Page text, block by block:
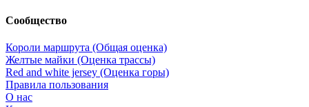
Сообщество
Короли маршрута (Общая оценка)
Желтые майки (Оценка трассы)
Red and white jersey (Оценка горы)
Правила пользования
О нас